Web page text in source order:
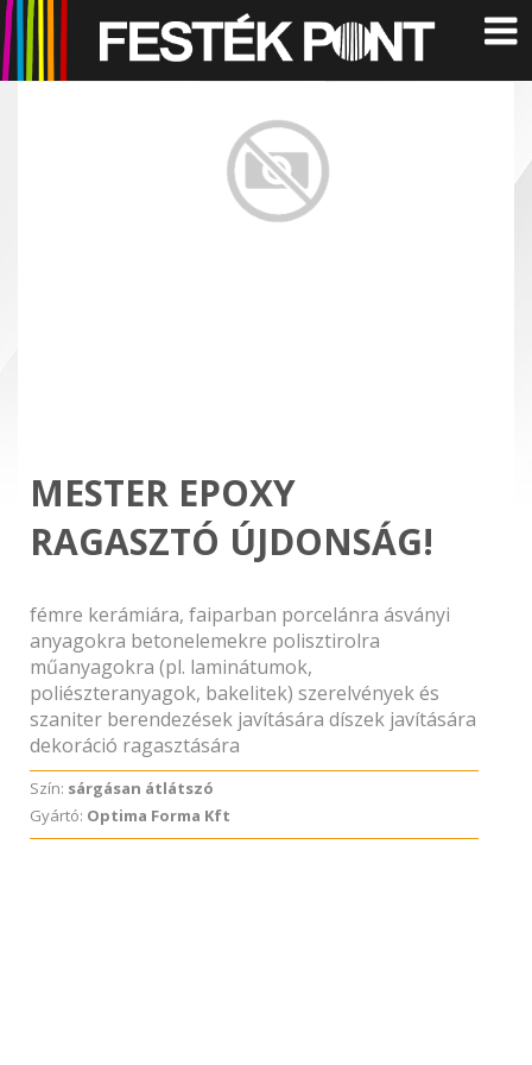
MESTER EPOXY
RAGASZTÓ ÚJDONSÁG!
fémre kerámiára, faiparban porcelánra ásványi
anyagokra betonelemekre polisztirolra
műanyagokra (pl. laminátumok,
poliészteranyagok, bakelitek) szerelvények és
szaniter berendezések javítására díszek javítására
dekoráció ragasztására
Szín: sárgásan átlátszó
Gyártó: Optima Forma Kft